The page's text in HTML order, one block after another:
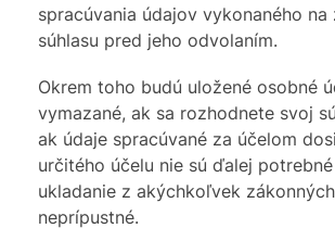
spracúvania údajov vykonaného
súhlasu pred jeho odvolaním.
Okrem toho budú uložené osobné
vymazané, ak sa rozhodnete svoj
ak údaje spracúvané za účelom
určitého účelu nie sú ďalej
ukladanie z akýchkoľvek
neprípustné.